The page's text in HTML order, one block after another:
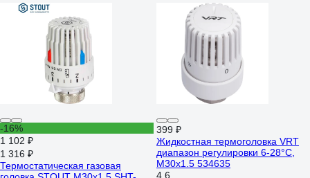
-16%
1 102 ₽
1 316 ₽
Термостатическая газовая
399 ₽
Жидкостная термоголовка VRT
диапазон регулировки 6-28°С,
М30х1.5 534635
4.6